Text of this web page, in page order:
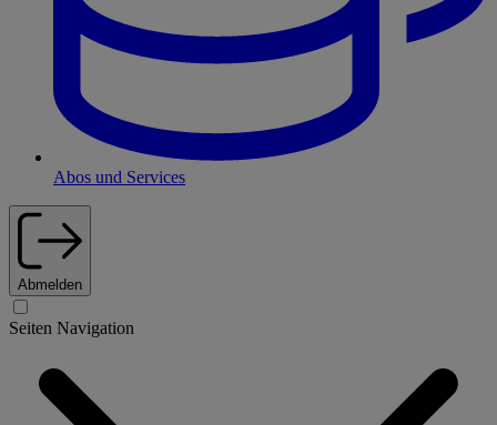
Abos und Services
Abmelden
Seiten Navigation